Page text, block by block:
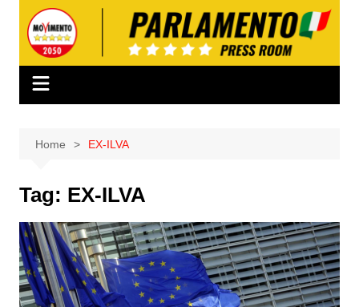
contenuto
Home EX-ILVA
Tag: EX-ILVA